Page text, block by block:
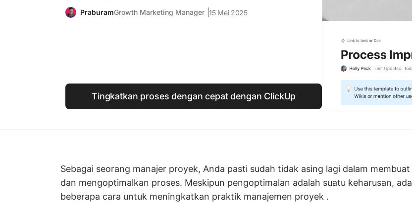
PraburamGrowth Marketing Manager 15 Mei 2025
Tingkatkan proses dengan cepat dengan ClickUp
Sebagai seorang manajer proyek, Anda pasti sudah tidak asing lagi dalam membuat
dan mengoptimalkan proses. Meskipun pengoptimalan adalah suatu keharusan, ada
beberapa cara untuk meningkatkan praktik manajemen proyek .